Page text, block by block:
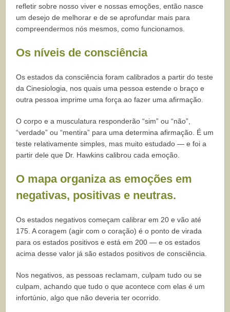
refletir sobre nosso viver e nossas emoções, então nasce
um desejo de melhorar e de se aprofundar mais para
compreendermos nós mesmos, como funcionamos.
Os níveis de consciência
Os estados da consciência foram calibrados a partir do teste
da Cinesiologia, nos quais uma pessoa estende o braço e
outra pessoa imprime uma força ao fazer uma afirmação.
O corpo e a musculatura responderão “sim” ou “não”,
“verdade” ou “mentira” para uma determina afirmação. É um
teste relativamente simples, mas muito estudado — e foi a
partir dele que Dr. Hawkins calibrou cada emoção.
O mapa organiza as emoções em
negativas, positivas e neutras.
Os estados negativos começam calibrar em 20 e vão até
175. A coragem (agir com o coração) é o ponto de virada
para os estados positivos e está em 200 — e os estados
acima desse valor já são estados positivos de consciência.
Nos negativos, as pessoas reclamam, culpam tudo ou se
culpam, achando que tudo o que acontece com elas é um
infortúnio, algo que não deveria ter ocorrido.